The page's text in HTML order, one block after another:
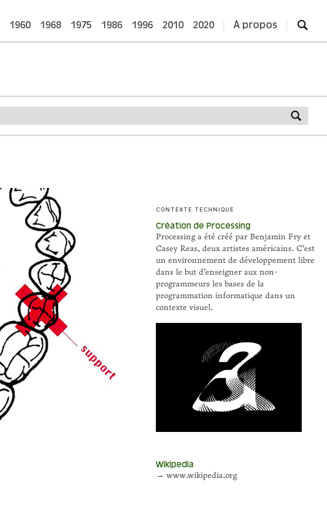
1960 1968 1975 1986 1996 2010 2020 À propos
CONTEXTE TECHNIQUE
Création de Processing
Processing a été créé par Benjamin Fry et
Casey Reas, deux artistes américains. C’est
un environnement de développement libre
dans le but d’enseigner aux non-
programmeurs les bases de la
programmation informatique dans un
contexte visuel.
Wikipedia
→ www.wikipedia.org